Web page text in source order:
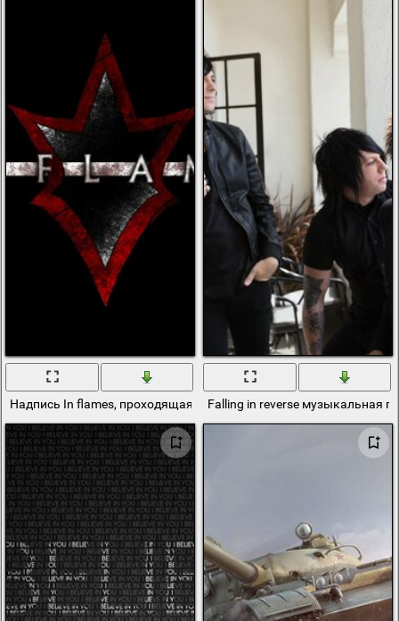
Надпись In flames, проходящая сквозь красный символ на
Falling in reverse музыкальная